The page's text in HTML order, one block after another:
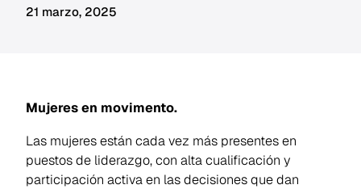
21 marzo, 2025
Mujeres en movimento.
Las mujeres están cada vez más presentes en
puestos de liderazgo, con alta cualificación y
participación activa en las decisiones que dan